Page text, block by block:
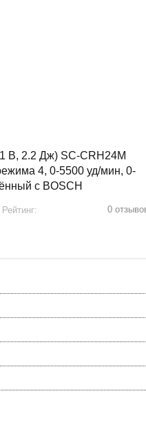
В, 2.2 Дж) SC-CRH24M
4, 0-5500 уд/мин, 0-
с BOSCH
Рейтинг: 0